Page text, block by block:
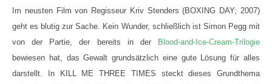
Im neusten Film von Regisseur Kriv Stenders (BOXING DAY; 2007)
geht es blutig zur Sache. Kein Wunder, schließlich ist Simon Pegg mit
von der Partie, der bereits in der
Blood-and-Ice-Cream-Trilogie
bewiesen hat, das Gewalt grundsätzlich eine gute Lösung für alles
darstellt. In KILL ME THREE TIMES steckt dieses Grundthema